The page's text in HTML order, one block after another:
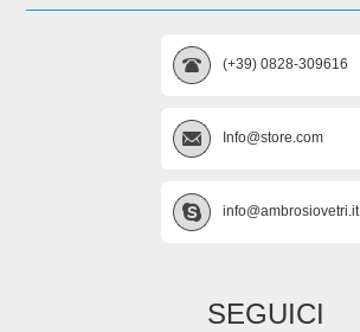
(+39) 0828-309616
Info@store.com
info@ambrosiovetri.it
SEGUICI